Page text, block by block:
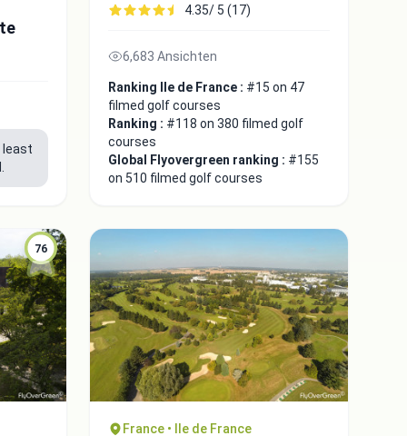
least
4.35/ 5 (17)
6,683 Ansichten
Ranking Ile de France : #15 on 47
filmed golf courses
Ranking : #118 on 380 filmed golf
courses
Global Flyovergreen ranking : #155
on 510 filmed golf courses
76
France • Ile de France